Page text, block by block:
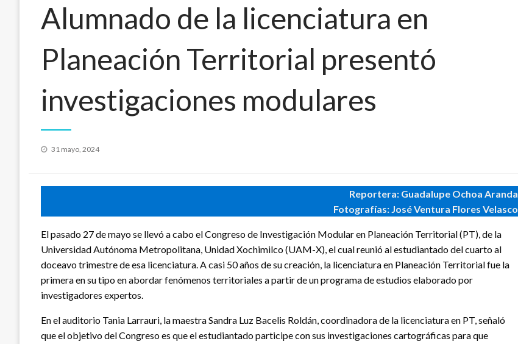
Alumnado de la licenciatura en
Planeación Territorial presentó
investigaciones modulares
Publicado
31 mayo, 2024
Reportera: Guadalupe Ochoa Aranda
Fotografías: José Ventura Flores Velasco
El pasado 27 de mayo se llevó a cabo el Congreso de Investigación Modular en Planeación Territorial (PT), de la
Universidad Autónoma Metropolitana, Unidad Xochimilco (UAM-X), el cual reunió al estudiantado del cuarto al
doceavo trimestre de esa licenciatura. A casi 50 años de su creación, la licenciatura en Planeación Territorial fue la
primera en su tipo en abordar fenómenos territoriales a partir de un programa de estudios elaborado por
investigadores expertos.
En el auditorio Tania Larrauri, la maestra Sandra Luz Bacelis Roldán, coordinadora de la licenciatura en PT, señaló
que el objetivo del Congreso es que el estudiantado participe con sus investigaciones cartográficas para que